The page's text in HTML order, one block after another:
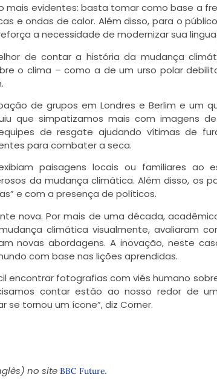
mais evidentes: basta tomar como base a
e ondas de calor. Além disso, para o
a necessidade de modernizar sua
de contar a história da mudança
o clima – como a de um urso polar
de grupos em Londres e Berlim e um
que simpatizamos mais com imagens
de resgate ajudando vítimas de
para combater a seca.
paisagens locais ou familiares ao
da mudança climática. Além disso, os
e com a presença de políticos.
nova. Por mais de uma década,
climática visualmente, avaliaram
novas abordagens. A inovação, neste
com base nas lições aprendidas.
encontrar fotografias com viés humano
contar estão ao nosso redor de
se tornou um ícone”, diz Corner.
no site BBC Future.